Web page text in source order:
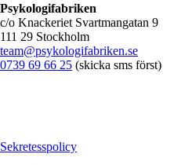
Psykologifabriken
c/o Knackeriet Svartmangatan 9
111 29 Stockholm
team@psykologifabriken.se
0739 69 66 25 (skicka sms först)
Sekretesspolicy